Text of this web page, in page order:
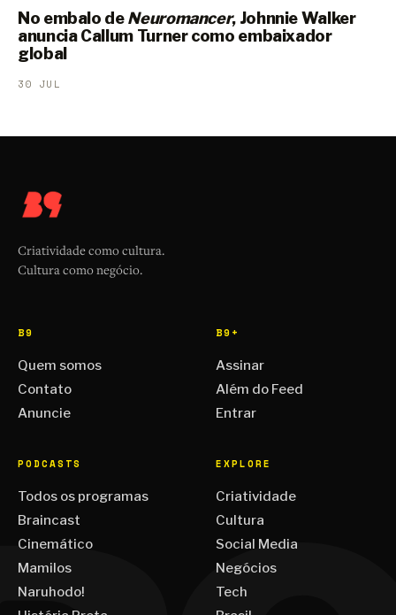
No embalo deNeuromancer, Johnnie Walker
anuncia Callum Turner como embaixador
global
30 JUL
Criatividade como cultura.
Cultura como negócio.
B9
Quem somos
Contato
Anuncie
B9+
Assinar
Além do Feed
Entrar
PODCASTS
Todos os programas
Braincast
Cinemático
Mamilos
Naruhodo!
EXPLORE
Criatividade
Cultura
Social Media
Negócios
Tech